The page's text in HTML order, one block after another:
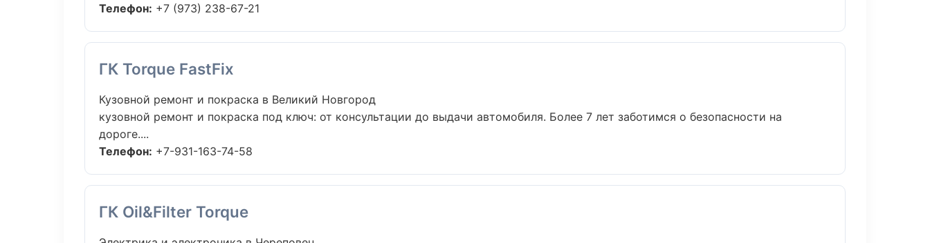
Телефон: +7 (973) 238-67-21
ГК Torque FastFix
Кузовной ремонт и покраска в Великий Новгород
кузовной ремонт и покраска под ключ: от консультации до выдачи автомобиля. Более 7 лет заботимся о безопасности на
дороге....
Телефон: +7-931-163-74-58
ГК Oil&Filter Torque